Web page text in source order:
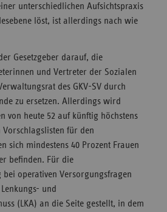
unterschiedlichen Aufsichtspraxis
löst, ist allerdings nach wie
Gesetzgeber darauf, die
und Vertreter der Sozialen
des GKV-SV durch
zu ersetzen. Allerdings wird
von heute 52 auf künftig höchstens
für den
sich mindestens 40 Prozent Frauen
befinden. Für die
bei operativen Versorgungsfragen
und
(LKA) an die Seite gestellt, in dem